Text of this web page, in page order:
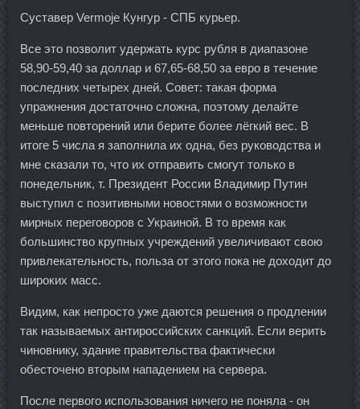
Суставер Vermoje Кунгур - СПБ курьер.
Все это позволит удержать курс рубля в диапазоне
58,90-59,40 за доллар и 67,65-68,50 за евро в течение
последних четырех дней. Совет: такая форма
упражнения достаточно сложна, поэтому делайте
меньше повторений или берите более лёгкий вес. В
итоге 5 числа я заполнила их одна, без руководства и
мне сказали то, что их отправить смогут только в
понедельник, т. Президент России Владимир Путин
выступил с позитивными новостями о возможности
мирных переговоров с Украиной. В то время как
большинство крупных учреждений увеличивают свою
привлекательность, польза от этого пока не доходит до
широких масс.
Видим, как непросто уже даются решения о продлении
так называемых антироссийских санкций. Если верить
чиновнику, здание правительства фактически
обесточено вторым нападением на сервера.
После первого использования ничего не поняла - он